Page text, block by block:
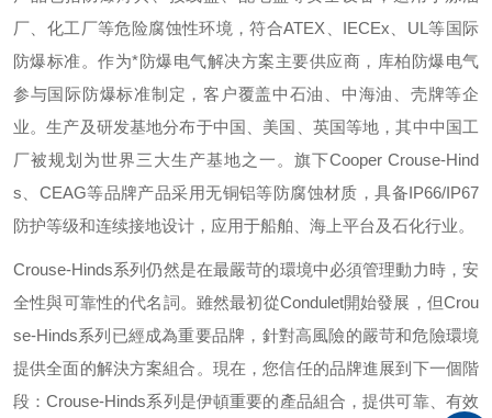
厂、化工厂等危险腐蚀性环境，符合ATEX IECEx UL 等国际
防爆标准。作为*防爆电气解决方案主要供应商，库柏防爆电气
参与国际防爆标准制定，客户覆盖中石油、中海油、壳牌等企
业。生产及研发基地分布于中国、美国、英国等地，其中中国工
厂被规划为世界三大生产基地之一。旗下Cooper Crouse-Hind
s
CEAG等品牌产品采用无铜铝等防腐蚀材质，具备IP66/IP67
防护等级和连续接地设计，应用于船舶、海上平台及石化行业。
Crouse-Hinds系列仍然是在最嚴苛的環境中必須管理動力時，安
全性與可靠性的代名詞。雖然最初從Condulet開始發展，但Crou
se-Hinds系列已經成為重要品牌，針對高風險的嚴苛和危險環境
提供全面的解決方案組合。現在，您信任的品牌進展到下一個階
段：Crouse-Hinds系列是伊頓重要的產品組合，提供可靠、有效